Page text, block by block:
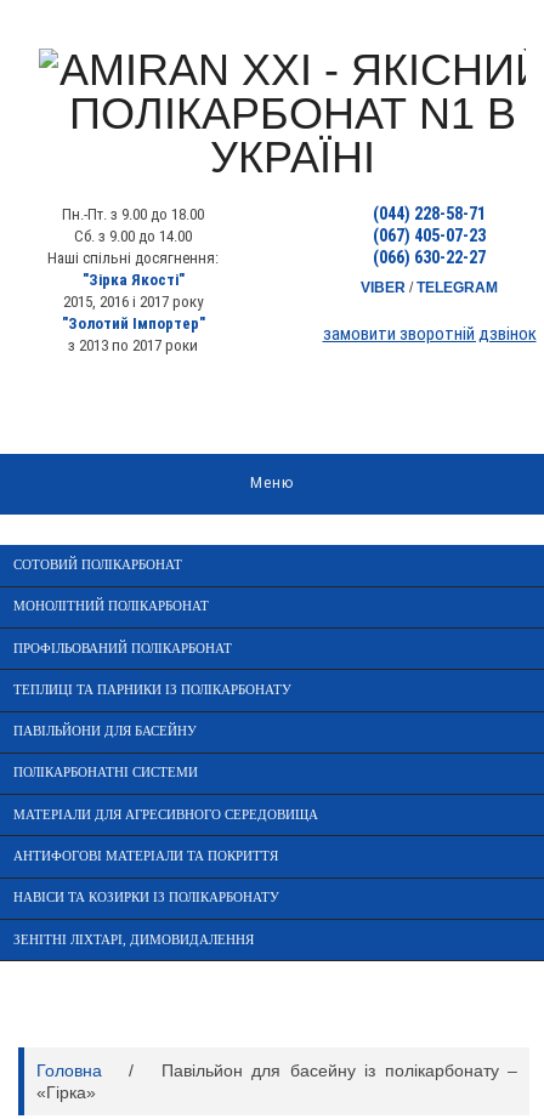
Пн.-Пт. з 9.00 до 18.00
Сб. з 9.00 до 14.00
Наші спільні досягнення:
"Зірка Якості"
2015, 2016 і 2017 року
"Золотий Імпортер"
з 2013 по 2017 роки
(044) 228-58-71
(067) 405-07-23
(066) 630-22-27
VIBER /TELEGRAM
замовити зворотній дзвінок
Меню
СОТОВИЙ ПОЛІКАРБОНАТ
МОНОЛІТНИЙ ПОЛІКАРБОНАТ
ПРОФІЛЬОВАНИЙ ПОЛІКАРБОНАТ
ТЕПЛИЦІ ТА ПАРНИКИ ІЗ ПОЛІКАРБОНАТУ
ПАВІЛЬЙОНИ ДЛЯ БАСЕЙНУ
ПОЛІКАРБОНАТНІ СИСТЕМИ
МАТЕРІАЛИ ДЛЯ АГРЕСИВНОГО СЕРЕДОВИЩА
АНТИФОГОВІ МАТЕРІАЛИ ТА ПОКРИТТЯ
НАВІСИ ТА КОЗИРКИ ІЗ ПОЛІКАРБОНАТУ
ЗЕНІТНІ ЛІХТАРІ, ДИМОВИДАЛЕННЯ
Головна /
Павільйон для басейну із полікарбонату –
«Гірка»